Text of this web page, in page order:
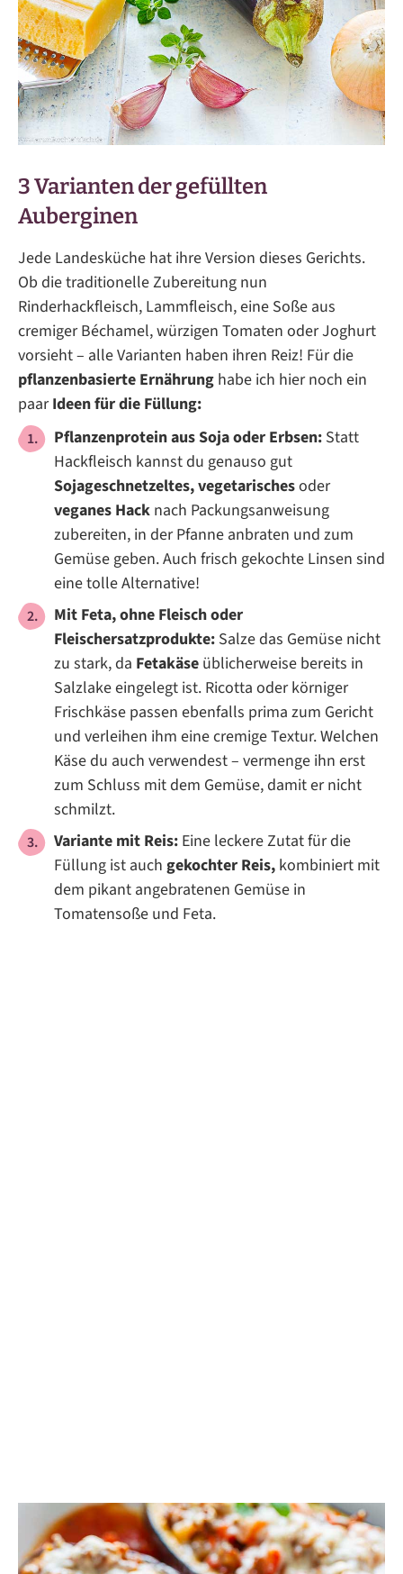
3 Varianten der gefüllten
Auberginen
Jede Landesküche hat ihre Version dieses Gerichts.
Ob die traditionelle Zubereitung nun
Rinderhackfleisch, Lammfleisch, eine Soße aus
cremiger Béchamel, würzigen Tomaten oder Joghurt
vorsieht – alle Varianten haben ihren Reiz! Für die
pflanzenbasierte Ernährung habe ich hier noch ein
paarIdeen für die Füllung:
Pflanzenprotein aus Soja oder Erbsen: Statt
Hackfleisch kannst du genauso gut
Sojageschnetzeltes, vegetarischesoder
veganes Hack nach Packungsanweisung
zubereiten, in der Pfanne anbraten und zum
Gemüse geben. Auch frisch gekochte Linsen sind
eine tolle Alternative!
Mit Feta, ohne Fleisch oder
Fleischersatzprodukte: Salze das Gemüse nicht
zu stark, da Fetakäse üblicherweise bereits in
Salzlake eingelegt ist. Ricotta oder körniger
Frischkäse passen ebenfalls prima zum Gericht
und verleihen ihm eine cremige Textur. Welchen
Käse du auch verwendest – vermenge ihn erst
zum Schluss mit dem Gemüse, damit er nicht
schmilzt.
Variante mit Reis: Eine leckere Zutat für die
Füllung ist auch gekochter Reis, kombiniert mit
dem pikant angebratenen Gemüse in
Tomatensoße und Feta.